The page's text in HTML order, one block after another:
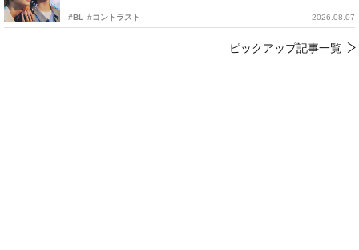
#BL #コントラスト 2026.08.07
ピックアップ記事一覧